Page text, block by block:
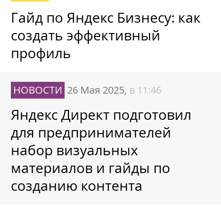
Гайд по Яндекс Бизнесу: как
создать эффективный
профиль
НОВОСТИ 26 Мая 2025, в 11:46
Яндекс Директ подготовил
для предпринимателей
набор визуальных
материалов и гайды по
созданию контента